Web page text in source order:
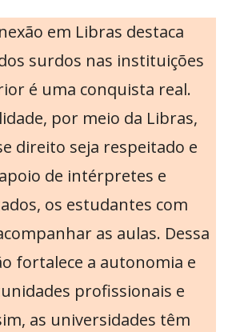
em Libras destaca
surdos nas instituições
é uma conquista real.
por meio da Libras,
direito seja respeitado e
de intérpretes e
os estudantes com
as aulas. Dessa
fortalece a autonomia e
profissionais e
as universidades têm